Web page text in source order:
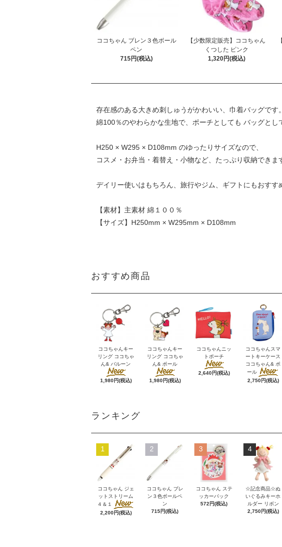
ココちゃん ブレン３色ボール
ペン
715円(税込)
【少数限定販売】ココちゃん
くつした ピンク
1,320円(税込)
存在感のある大きめ刺しゅうがかわいい、巾着バッグです。
綿100％のやわらかな生地で、ポーチとしても バッグとし
H250 × W295 × D108mm のゆったりサイズなので、
コスメ・お弁当・着替え・小物など、たっぷり収納できま
デイリー使いはもちろん、旅行やジム、ギフトにもおすす
【素材】主素材 綿１００％
【サイズ】H250mm × W295mm × D108mm
おすすめ商品
ココちゃんキー
リング ココちゃ
ん& バルーン
1,980円(税込)
ココちゃんキー
リング ココちゃ
ん& ポール
1,980円(税込)
ココちゃんニッ
トポーチ
2,640円(税込)
ココちゃんスマ
ートキーケース
ココちゃん& ポ
ール
2,750円(税込)
ランキング
1
ココちゃん ジェ
ットストリーム
４＆１
2,200円(税込)
2
ココちゃん ブレ
ン３色ボールペ
ン
715円(税込)
3
ココちゃん ステ
ッカーパック
572円(税込)
4
☆記念商品☆ぬ
いぐるみキーホ
ルダー リボン
2,750円(税込)